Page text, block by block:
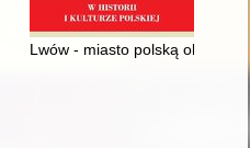
problemów Wielkiej Wojny i
Lwów - miasto polską obłąkane